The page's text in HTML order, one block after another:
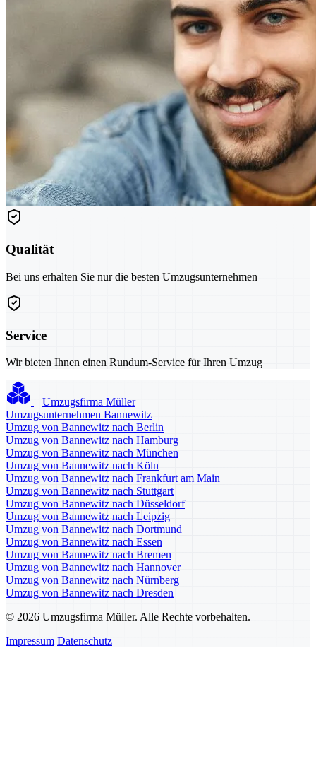
Qualität
Bei uns erhalten Sie nur die besten Umzugsunternehmen
Service
Wir bieten Ihnen einen Rundum-Service für Ihren Umzug
Umzugsfirma Müller
Umzugsunternehmen Bannewitz
Umzug von Bannewitz nach Berlin
Umzug von Bannewitz nach Hamburg
Umzug von Bannewitz nach München
Umzug von Bannewitz nach Köln
Umzug von Bannewitz nach Frankfurt am Main
Umzug von Bannewitz nach Stuttgart
Umzug von Bannewitz nach Düsseldorf
Umzug von Bannewitz nach Leipzig
Umzug von Bannewitz nach Dortmund
Umzug von Bannewitz nach Essen
Umzug von Bannewitz nach Bremen
Umzug von Bannewitz nach Hannover
Umzug von Bannewitz nach Nürnberg
Umzug von Bannewitz nach Dresden
© 2026 Umzugsfirma Müller. Alle Rechte vorbehalten.
Impressum Datenschutz